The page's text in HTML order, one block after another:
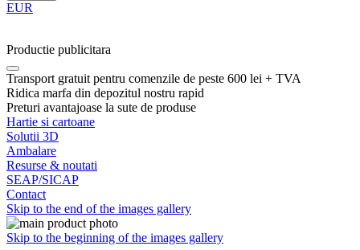
EUR
Productie publicitara
Transport gratuit pentru comenzile de peste 600 lei + TVA
Ridica marfa din depozitul nostru rapid
Preturi avantajoase la sute de produse
Hartie si cartoane
Solutii 3D
Ambalare
Resurse & noutati
SEAP/SICAP
Contact
Skip to the end of the images gallery
Skip to the beginning of the images gallery